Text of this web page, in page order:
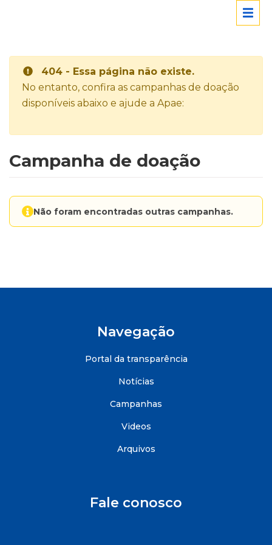
404 - Essa página não existe.
No entanto, confira as campanhas de doação
disponíveis abaixo e ajude a Apae:
Campanha de doação
Não foram encontradas outras campanhas.
Navegação
Portal da transparência
Notícias
Campanhas
Videos
Arquivos
Fale conosco